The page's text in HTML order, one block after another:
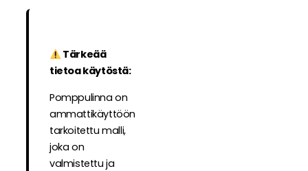
Tärkeää
tietoa käytöstä:
Pomppulinna on
ammattikäyttöön
tarkoitettu malli,
joka on
valmistettu ja